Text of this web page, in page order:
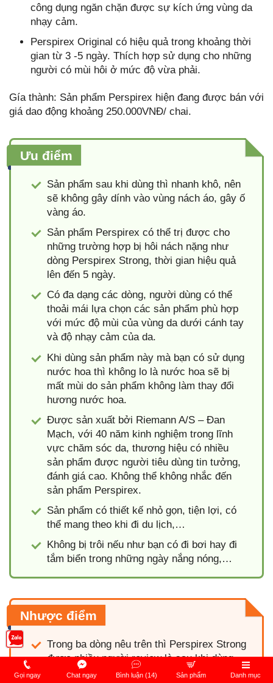
công dụng ngăn chặn được sự kích ứng vùng da
nhạy cảm.
Perspirex Original có hiệu quả trong khoảng thời
gian từ 3 -5 ngày. Thích hợp sử dụng cho những
người có mùi hôi ở mức độ vừa phải.
Gía thành: Sản phẩm Perspirex hiện đang được bán với
giá dao động khoảng 250.000VNĐ/ chai.
Ưu điểm
Sản phẩm sau khi dùng thì nhanh khô, nên
sẽ không gây dính vào vùng nách áo, gây ố
vàng áo.
Sản phẩm Perspirex có thể trị được cho
những trường hợp bị hôi nách nặng như
dòng Perspirex Strong, thời gian hiệu quả
lên đến 5 ngày.
Có đa dạng các dòng, người dùng có thể
thoải mái lựa chọn các sản phẩm phù hợp
với mức độ mùi của vùng da dưới cánh tay
và độ nhạy cảm của da.
Khi dùng sản phẩm này mà bạn có sử dụng
nước hoa thì không lo là nước hoa sẽ bị
mất mùi do sản phẩm không làm thay đổi
hương nước hoa.
Được sản xuất bởi Riemann A/S – Đan
Mạch, với 40 năm kinh nghiệm trong lĩnh
vực chăm sóc da, thương hiệu có nhiều
sản phẩm được người tiêu dùng tin tưởng,
đánh giá cao. Không thể không nhắc đến
sản phẩm Perspirex.
Sản phẩm có thiết kế nhỏ gọn, tiện lợi, có
thể mang theo khi đi du lịch,…
Không bị trôi nếu như bạn có đi bơi hay đi
tắm biển trong những ngày nắng nóng,…
Nhược điểm
Trong ba dòng nêu trên thì Perspirex Strong
được nhiều người review là sau khi dùng
gây ngứa.
Gọi ngay Chat ngay Bình luận (14) Sản phẩm Danh mục